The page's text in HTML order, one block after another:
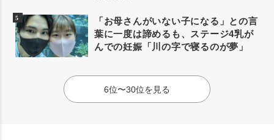
「お母さんがいない子になる」との言
葉に一度は諦めるも、ステージ4乳が
んでの妊娠「川の字で寝るのが夢」
6位〜30位を見る